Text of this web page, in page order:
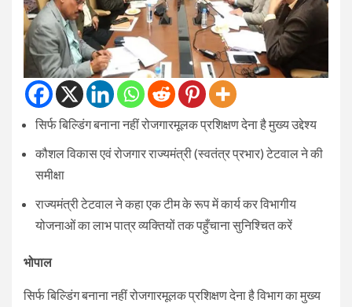
सिर्फ बिल्डिंग बनाना नहीं रोजगारमूलक प्रशिक्षण देना है मुख्य उद्देश्य
कौशल विकास एवं रोजगार राज्यमंत्री (स्वतंत्र प्रभार) टेटवाल ने की
समीक्षा
राज्यमंत्री टेटवाल ने कहा एक टीम के रूप में कार्य कर विभागीय
योजनाओं का लाभ पात्र व्यक्तियों तक पहुँचाना सुनिश्चित करें
भोपाल
सिर्फ बिल्डिंग बनाना नहीं रोजगारमूलक प्रशिक्षण देना है विभाग का मुख्य